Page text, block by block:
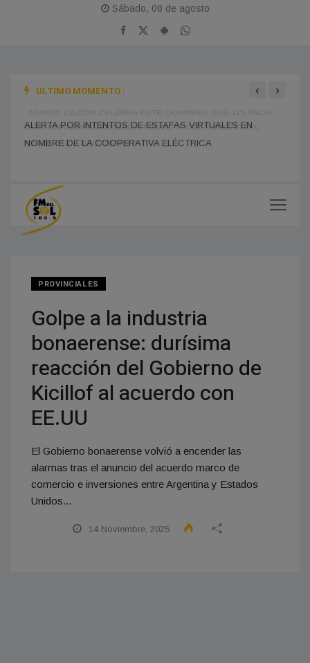
Sábado, 08 de agosto
ÚLTIMO MOMENTO :
ALERTA POR INTENTOS DE ESTAFAS VIRTUALES EN
CON UNA GRAN JORNADA FERIAL Y CULTURAL EN EL
PASEO DEL CENTENARIO
‹ ›
PROVINCIALES
Golpe a la industria
bonaerense: durísima
reacción del Gobierno de
Kicillof al acuerdo con
EE.UU
El Gobierno bonaerense volvió a encender las
alarmas tras el anuncio del acuerdo marco de
comercio e inversiones entre Argentina y Estados
Unidos...
14 Noviembre, 2025